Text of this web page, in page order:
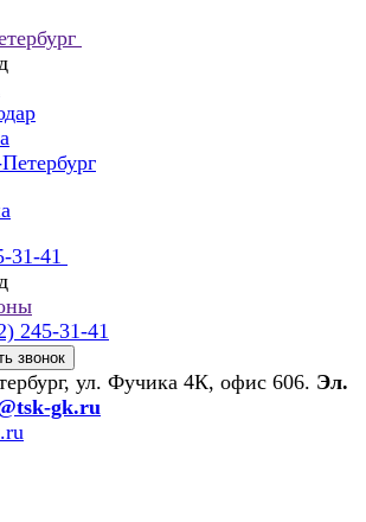
31-41
245-31-41
звонок
ул. Фучика 4К, офис 606. Эл.
gk.ru